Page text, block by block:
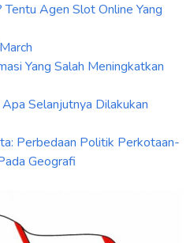
Agen Slot Online Yang
Yang Salah Meningkatkan
Selanjutnya Dilakukan
Perbedaan Politik Perkotaan-
Geografi